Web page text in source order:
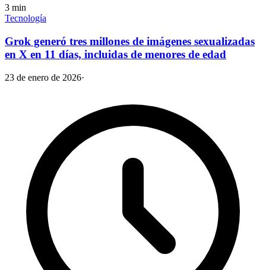
3 min
Tecnología
Grok generó tres millones de imágenes sexualizadas
en X en 11 días, incluidas de menores de edad
23 de enero de 2026·